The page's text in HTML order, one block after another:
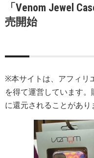
「Venom Jewel
売開始
※本サイトは、アフィリ
を得て運営しています
に還元されることがあり